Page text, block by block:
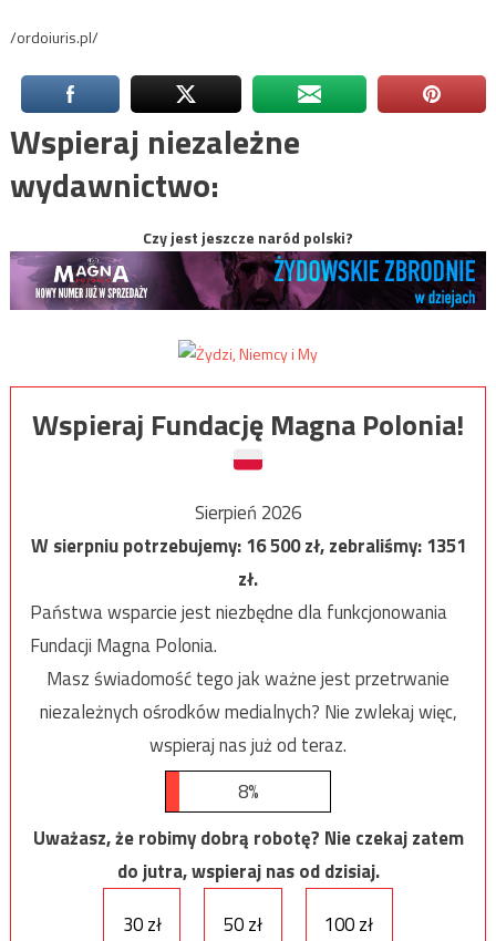
/ordoiuris.pl/
Wspieraj niezależne
wydawnictwo:
Czy jest jeszcze naród polski?
Wspieraj Fundację Magna Polonia!
Sierpień 2026
W sierpniu potrzebujemy:16 500zł, zebraliśmy:1351
zł.
Państwa wsparcie jest niezbędne dla funkcjonowania
Fundacji Magna Polonia.
Masz świadomość tego jak ważne jest przetrwanie
niezależnych ośrodków medialnych? Nie zwlekaj więc,
wspieraj nas już od teraz.
8%
Uważasz, że robimy dobrą robotę? Nie czekaj zatem
do jutra, wspieraj nas od dzisiaj.
30 zł
50 zł 100 zł